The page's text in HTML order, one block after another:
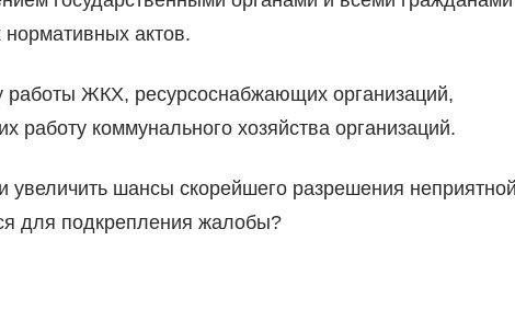
актов.
работы ЖКХ, ресурсоснабжающих организаций,
коммунального хозяйства организаций.
увеличить шансы скорейшего разрешения
для подкрепления жалобы?